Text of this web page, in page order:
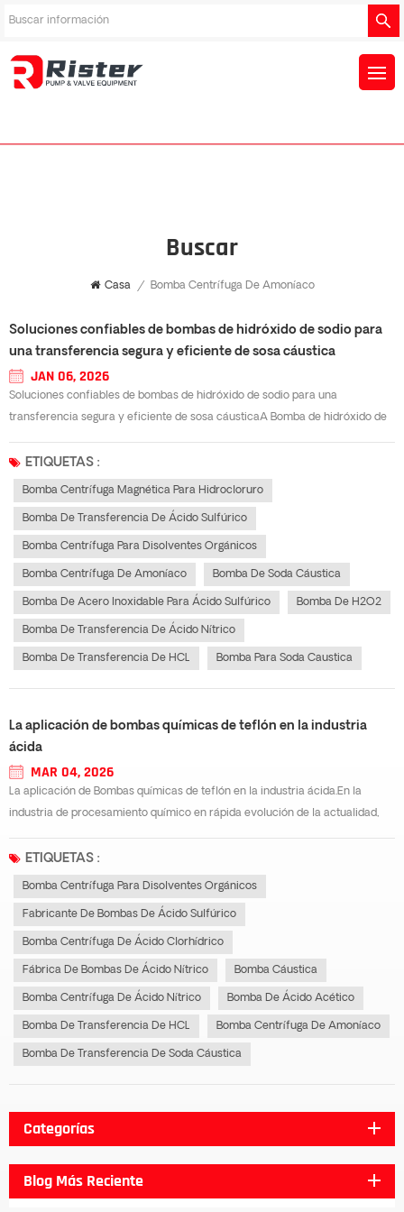
Buscar
Casa / Bomba Centrífuga De Amoníaco
Soluciones confiables de bombas de hidróxido de sodio para
una transferencia segura y eficiente de sosa cáustica
JAN 06, 2026
Soluciones confiables de bombas de hidróxido de sodio para una
transferencia segura y eficiente de sosa cáusticaA Bomba de hidróxido de
tratamiento de aguas, pulpa y papel, y acabado de superficies, donde la sosa
cáustica debe tran...
ETIQUETAS :
Bomba Centrífuga Magnética Para Hidrocloruro
Bomba De Transferencia De Ácido Sulfúrico
Bomba Centrífuga Para Disolventes Orgánicos
Bomba Centrífuga De Amoníaco Bomba De Soda Cáustica
Bomba De Acero Inoxidable Para Ácido Sulfúrico Bomba De H2O2
Bomba De Transferencia De Ácido Nítrico
Bomba De Transferencia De HCL Bomba Para Soda Caustica
La aplicación de bombas químicas de teflón en la industria
ácida
MAR 04, 2026
La aplicación de Bombas químicas de teflón en la industria ácida.En la
industria de procesamiento químico en rápida evolución de la actualidad,
fundamental para garantizar un funcionamiento seguro, estable y a largo
plazo. El ácido ní...
ETIQUETAS :
Bomba Centrífuga Para Disolventes Orgánicos
Fabricante De Bombas De Ácido Sulfúrico
Bomba Centrífuga De Ácido Clorhídrico
Fábrica De Bombas De Ácido Nítrico Bomba Cáustica
Bomba Centrífuga De Ácido Nítrico Bomba De Ácido Acético
Bomba De Transferencia De HCL Bomba Centrífuga De Amoníaco
Bomba De Transferencia De Soda Cáustica
Categorías
Blog Más Reciente